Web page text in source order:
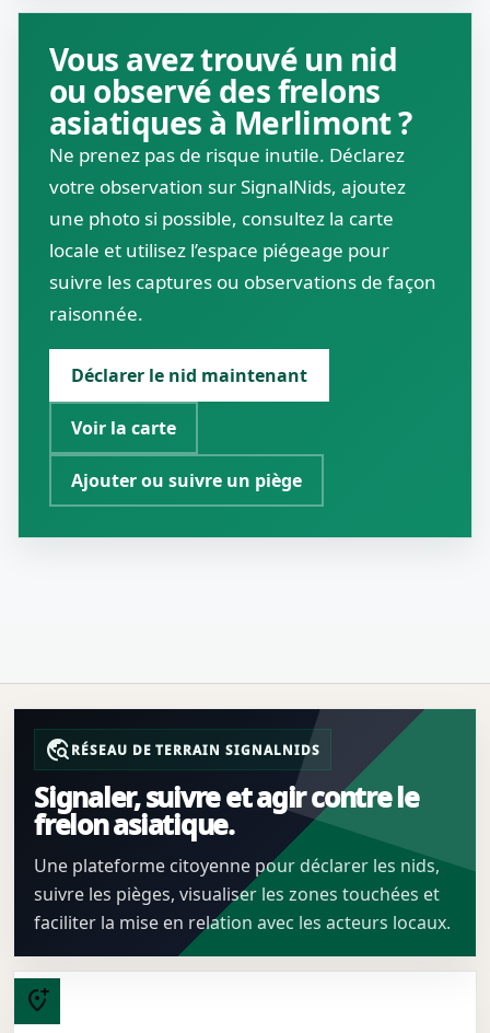
Vous avez trouvé un nid
ou observé des frelons
asiatiques à Merlimont ?
Ne prenez pas de risque inutile. Déclarez
votre observation sur SignalNids, ajoutez
une photo si possible, consultez la carte
locale et utilisez l’espace piégeage pour
suivre les captures ou observations de façon
raisonnée.
Déclarer le nid maintenant
Voir la carte
Ajouter ou suivre un piège
travel_exploreRÉSEAU DE TERRAIN SIGNALNIDS
Signaler, suivre et agir contre le
frelon asiatique.
Une plateforme citoyenne pour déclarer les nids,
suivre les pièges, visualiser les zones touchées et
faciliter la mise en relation avec les acteurs locaux.
add_location_alt